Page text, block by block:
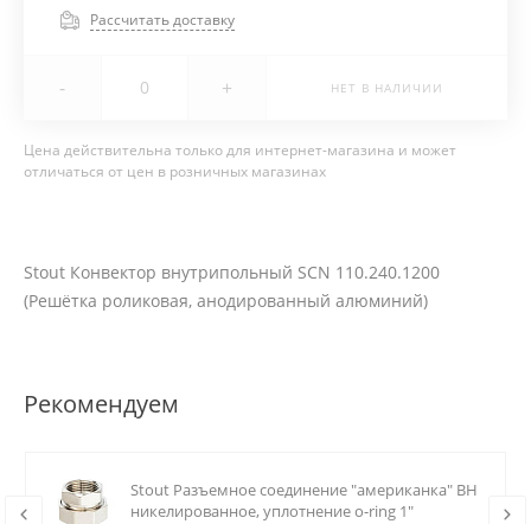
Рассчитать доставку
- + НЕТ В НАЛИЧИИ
Цена действительна только для интернет-магазина и может
отличаться от цен в розничных магазинах
Stout Конвектор внутрипольный SCN 110.240.1200
(Решётка роликовая, анодированный алюминий)
Рекомендуем
Stout Разъемное соединение "американка" ВН
никелированное, уплотнение o-ring 1"